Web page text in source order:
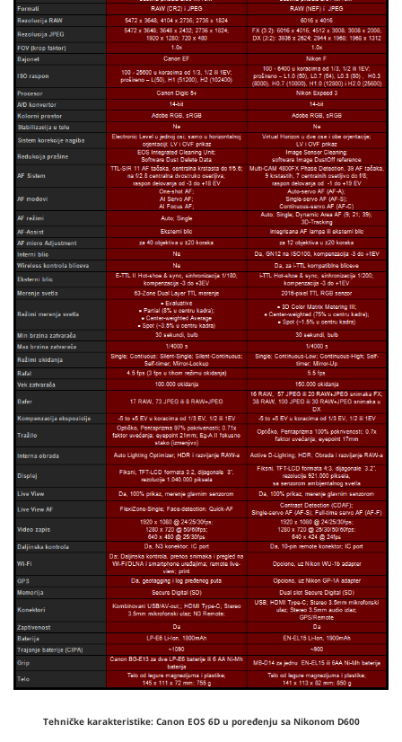
Tehničke karakteristike: Canon EOS 6D u poređenju sa Nikonom D600